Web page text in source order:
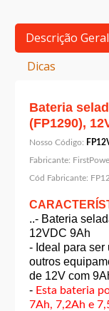
Descrição Geral
Dicas
Bateria
(FP1290),
Nosso Código:
Fabricante:
Cód Fabricante:
..- Bateria
12VDC 9Ah
- Ideal para ser
outros
de 12V com
- Esta bateria
7Ah, 7,2Ah e